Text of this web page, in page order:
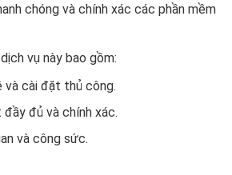
chóng và chính xác các phần mềm
vụ này bao gồm:
và cài đặt thủ công.
đủ và chính xác.
và công sức.